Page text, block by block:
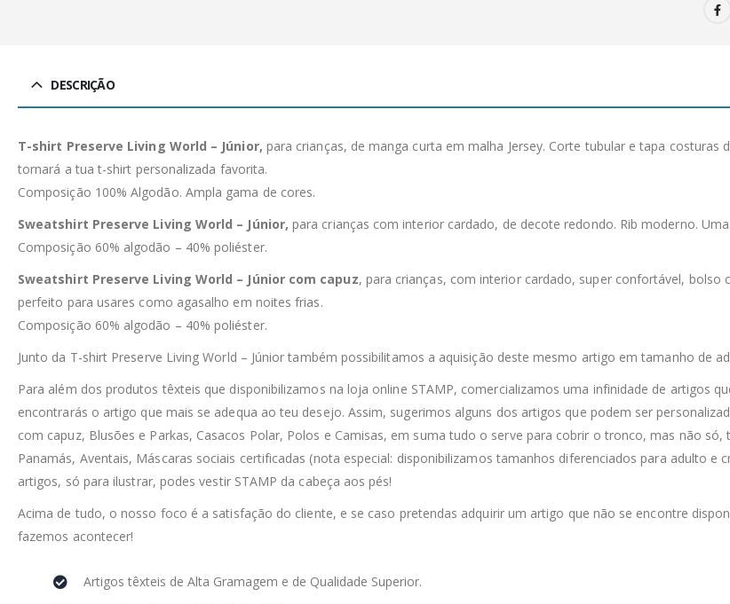
DESCRIÇÃO
T-shirt Preserve Living World – Júnior, para crianças, de manga curta em malha Jersey. Corte tubular e tapa
tornará a tua t-shirt personalizada favorita.
Composição 100% Algodão. Ampla gama de cores.
Sweatshirt Preserve Living World – Júnior, para crianças com interior cardado, de decote redondo. Rib moderno.
Composição 60% algodão – 40% poliéster.
Sweatshirt Preserve Living World – Júnior com capuz, para crianças, com interior cardado, super confortável,
perfeito para usares como agasalho em noites frias.
Composição 60% algodão – 40% poliéster.
Junto da T-shirt Preserve Living World – Júnior também possibilitamos a aquisição deste mesmo artigo em tamanho de
Para além dos produtos têxteis que disponibilizamos na loja online STAMP, comercializamos uma infinidade de artigos
encontrarás o artigo que mais se adequa ao teu desejo. Assim, sugerimos alguns dos artigos que podem ser
com capuz, Blusões e Parkas, Casacos Polar, Polos e Camisas, em suma tudo o serve para cobrir o tronco, mas não
Panamás, Aventais, Máscaras sociais certificadas (nota especial: disponibilizamos tamanhos diferenciados para adulto
artigos, só para ilustrar, podes vestir STAMP da cabeça aos pés!
Acima de tudo, o nosso foco é a satisfação do cliente, e se caso pretendas adquirir um artigo que não se encontre
fazemos acontecer!
Artigos têxteis de Alta Gramagem e de Qualidade Superior.